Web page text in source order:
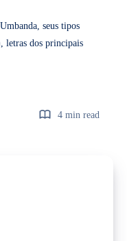
seus tipos
letras dos principais
4 min read